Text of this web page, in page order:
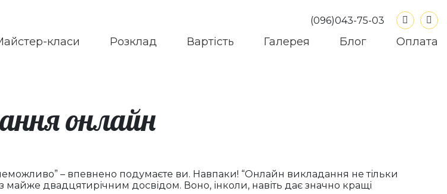
(096)043-75-03
класи Розклад Вартість Галерея Блог Оплата
онлайн
– впевнено подумаєте ви. Навпаки! “Онлайн викладання не тільки
двадцятирічним досвідом. Воно, інколи, навіть дає значно кращі